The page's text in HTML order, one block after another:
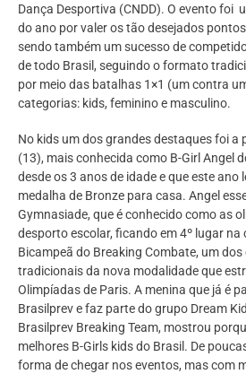
Dança Desportiva (CNDD). O evento foi
do ano por valer os tão desejados
sendo também um sucesso de
de todo Brasil, seguindo o formato
por meio das batalhas 1×1 (um contra
categorias: kids, feminino e masculino.
No kids um dos grandes destaques foi a
(13), mais conhecida como B-Girl Angel
desde os 3 anos de idade e que este ano
medalha de Bronze para casa. Angel
Gymnasiade, que é conhecido como as
desporto escolar, ficando em 4º lugar
Bicampeã do Breaking Combate, um
tradicionais da nova modalidade que
Olimpíadas de Paris. A menina que já é
Brasilprev e faz parte do grupo Dream
Brasilprev Breaking Team, mostrou
melhores B-Girls kids do Brasil. De
forma de chegar nos eventos, mas com